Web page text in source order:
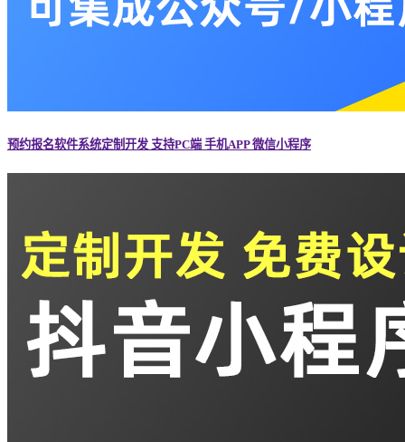
预约报名软件系统定制开发 支持PC端 手机APP 微信小程序